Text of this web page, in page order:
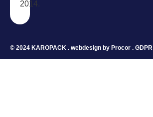
2014.
© 2024 KAROPACK . webdesign by Procor . GDPR